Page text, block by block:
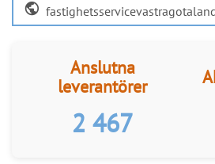
Hitta leverantörer och
Kategorier